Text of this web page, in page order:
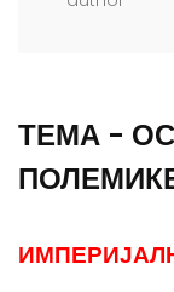
ТЕМА -